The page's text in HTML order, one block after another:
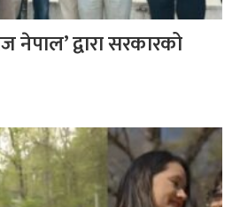
नेपाल’ द्वारा सरकारको